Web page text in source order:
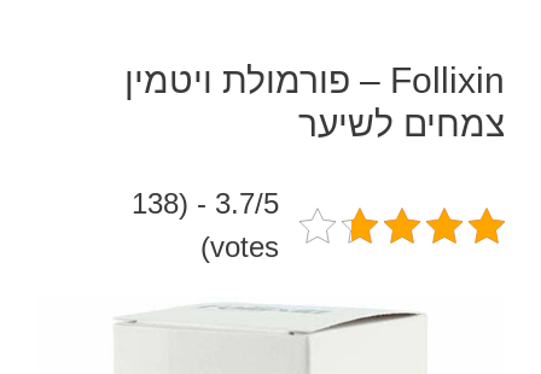
Follixin – פורמולת ויטמין
צמחים לשיער
3.7/5 - (138
votes)